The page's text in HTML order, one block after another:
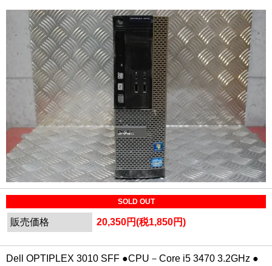
SOLD OUT
販売価格 20,350円(税1,850円)
Dell OPTIPLEX 3010 SFF ●CPU－Core i5 3470 3.2GHz ●